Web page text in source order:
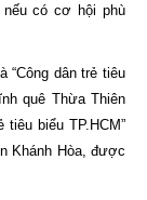
nếu có cơ hội phù
dân trẻ tiêu
quê Thừa Thiên
biểu TP.HCM”
Khánh Hòa, được